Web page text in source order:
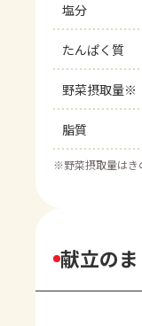
塩分
たんぱく質
野菜摂取量※
脂質
※野菜摂取量はき
献立の